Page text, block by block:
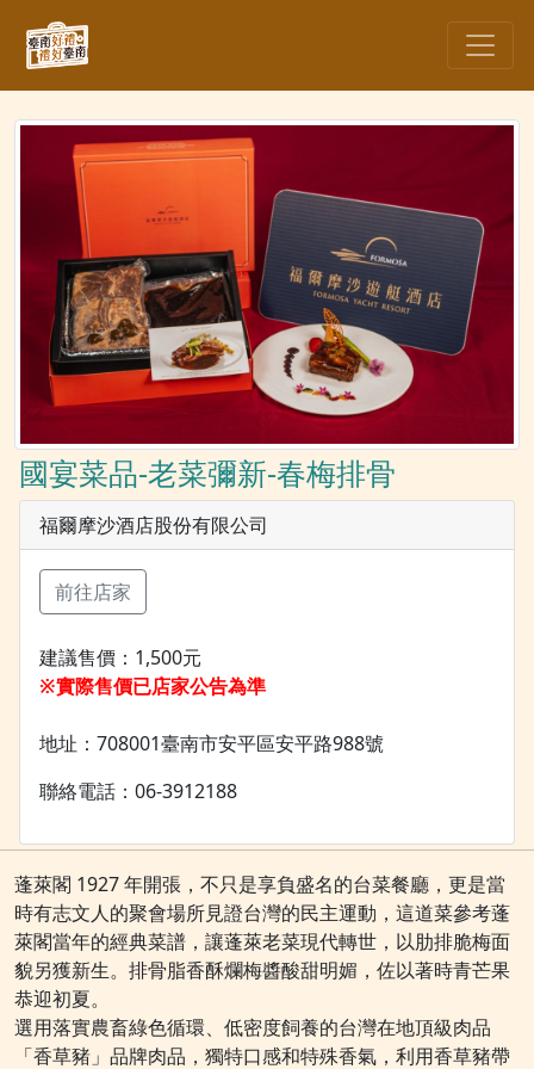
國宴菜品-老菜彌新-春梅排骨
福爾摩沙酒店股份有限公司
前往店家
建議售價：1,500元
※實際售價已店家公告為準
地址：708001臺南市安平區安平路988號
聯絡電話：06-3912188
蓬萊閣 1927 年開張，不只是享負盛名的台菜餐廳，更是當
時有志文人的聚會場所見證台灣的民主運動，這道菜參考蓬
萊閣當年的經典菜譜，讓蓬萊老菜現代轉世，以肋排脆梅面
貌另獲新生。排骨脂香酥爛梅醬酸甜明媚，佐以著時青芒果
恭迎初夏。
選用落實農畜綠色循環、低密度飼養的台灣在地頂級肉品
「香草豬」品牌肉品，獨特口感和特殊香氣，利用香草豬帶